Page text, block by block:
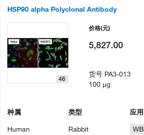
HSP90 alpha Polyclonal Antibody
46
种属
Human
类型
Rabbit
应用
WB
价格(元)
5,827.00
货号 PA3-013
100 µg